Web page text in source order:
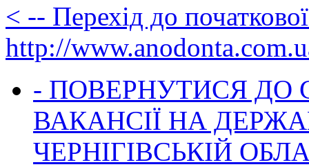
< -- Перехід до
http://
- ПОВЕРНУТИСЯ ДО
ВАКАНСІЇ НА
ЧЕРНІГІВСЬКІЙ